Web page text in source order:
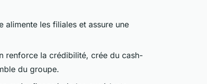
alimente les filiales et assure une
renforce la crédibilité, crée du cash-
du groupe.